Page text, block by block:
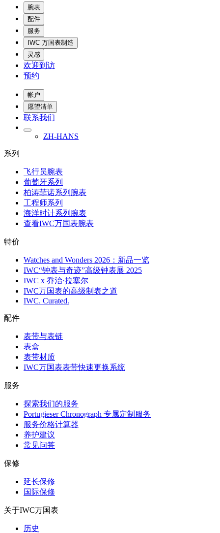
腕表
配件
服务
IWC 万国表制造
灵感
欢迎到访
预约
帐户
愿望清单
联系我们
ZH-HANS
系列
飞行员腕表
葡萄牙系列
柏涛菲诺系列腕表
工程师系列
海洋时计系列腕表
查看IWC万国表腕表
特价
Watches and Wonders 2026：新品一览
IWC“钟表与奇迹”高级钟表展 2025
IWC x 乔治·拉塞尔
IWC万国表的高级制表之道
IWC. Curated.
配件
表带与表链
表盒
表带材质
IWC万国表表带快速更换系统
服务
探索我们的服务
Portugieser Chronograph 专属定制服务
服务价格计算器
养护建议
常见问答
保修
延长保修
国际保修
关于IWC万国表
历史